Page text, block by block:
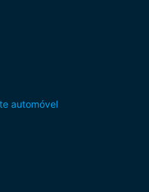
automóvel